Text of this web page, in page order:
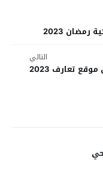
2023
التالي
تعارف 2023